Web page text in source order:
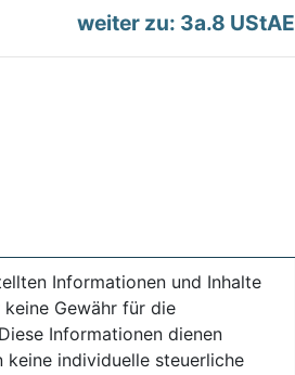
weiter zu: 3a.8 UStAE
Informationen und Inhalte
Gewähr für die
Informationen dienen
keine individuelle steuerliche